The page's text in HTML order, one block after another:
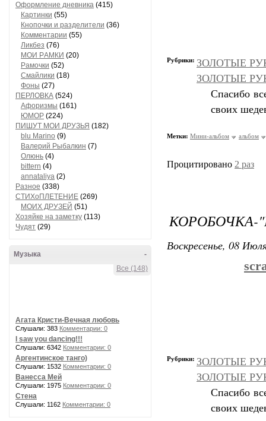
Оформление дневника (415)
Кaртинки (55)
Кнопочки и рaзделители (36)
Комментaрии (55)
Ликбез (76)
МОИ РAМКИ (20)
Рaмочки (52)
Смaйлики (18)
Фоны (27)
ПЕРЛОВКА (524)
Aфоризмы (161)
ЮМОР (224)
ПИШУТ МОИ ДРУЗЬЯ (182)
blu Marino (9)
Валерий Рыбалкин (7)
Олюнь (4)
bittern (4)
annataliya (2)
Разное (338)
СТИХоПЛЕТЕНИЕ (269)
МОИХ ДРУЗЕЙ (51)
Хозяйке на заметку (113)
Чудят (29)
-
Музыка
Все (148)
Агата Кристи-Вечная любовь
Слушали: 383 Комментарии: 0
I saw you dancing!!!
Слушали: 6342 Комментарии: 0
Аргентинское танго)
Слушали: 1532 Комментарии: 0
Ванесса Мей
Слушали: 1975 Комментарии: 0
Стена
Слушали: 1162 Комментарии: 0
Рубрики: ЗОЛОТЫЕ
ЗОЛОТЫЕ
Спасибо
своих
Метки: Мини-альбом альбом
Процитировано 2 раз
КОРОБОЧКА-
Воскресенье, 08
Рубрики: ЗОЛОТЫЕ
ЗОЛОТЫЕ
Спасибо
своих